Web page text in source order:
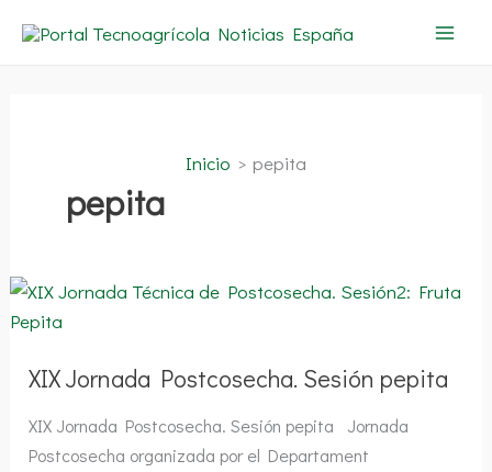
Inicio pepita
pepita
XIX Jornada Postcosecha. Sesión pepita
XIX Jornada Postcosecha. Sesión pepita Jornada
Postcosecha organizada por el Departament
XIX
Jornada
Postcosecha.
Sesión